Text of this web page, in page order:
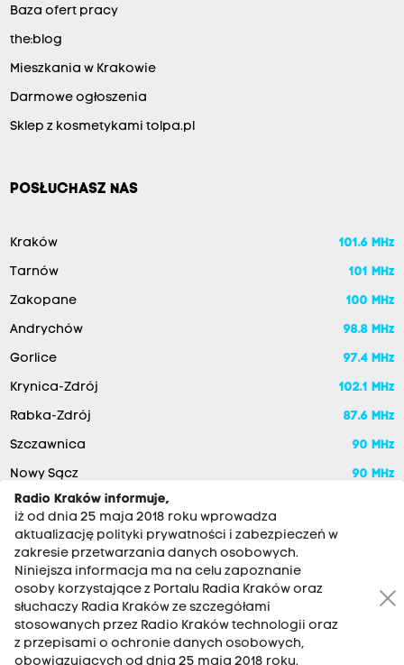
Baza ofert pracy
the:blog
Mieszkania w Krakowie
Darmowe ogłoszenia
Sklep z kosmetykami tolpa.pl
POSŁUCHASZ NAS
Kraków 101.6 MHz
Tarnów 101 MHz
Zakopane 100 MHz
Andrychów 98.8 MHz
Gorlice 97.4 MHz
Krynica-Zdrój 102.1 MHz
Rabka-Zdrój 87.6 MHz
Szczawnica 90 MHz
Nowy Sącz 90 MHz
RADIO KRAKÓW SA. Aleja Juliusza Słowackiego 22, 30-007
Kraków
Radio Kraków informuje,
iż od dnia 25 maja 2018 roku wprowadza
aktualizację polityki prywatności i zabezpieczeń w
zakresie przetwarzania danych osobowych.
Niniejsza informacja ma na celu zapoznanie
osoby korzystające z Portalu Radia Kraków oraz
słuchaczy Radia Kraków ze szczegółami
stosowanych przez Radio Kraków technologii oraz
z przepisami o ochronie danych osobowych,
obowiązujących od dnia 25 maja 2018 roku.